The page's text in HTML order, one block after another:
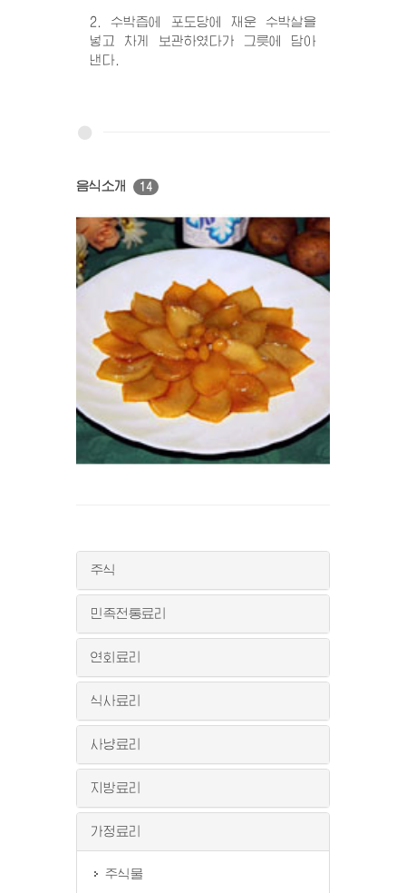
2. 수박즙에 포도당에 재운 수박살을
넣고 차게 보관하였다가 그릇에 담아
낸다.
음식소개 14
주식
민족전통료리
연회료리
식사료리
사냥료리
지방료리
가정료리
주식물